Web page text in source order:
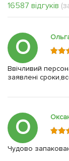
16587 відгуків
О
Ввічливий
заявлені
О
Чудово